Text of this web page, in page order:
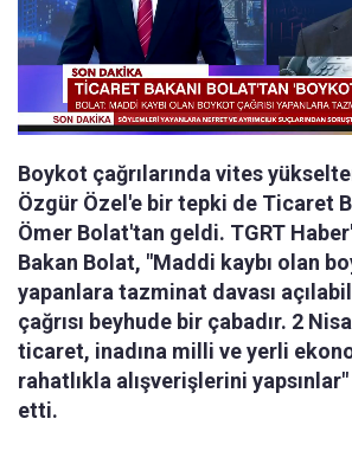
Boykot çağrılarında vites
Özgür Özel'e bir tepki de Ticaret
Ömer Bolat'tan geldi. TGRT
Bakan Bolat, "Maddi kaybı olan
yapanlara tazminat davası
çağrısı beyhude bir çabadır. 2
ticaret, inadına milli ve yerli
rahatlıkla alışverişlerini
etti.